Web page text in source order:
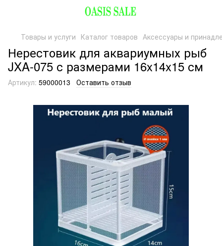
Товары и услуги Каталог товаров Аксессуары и
Нерестовик для аквариумных рыб
JXA-075 с размерами 16x14x15 см
Артикул: 59000013 Оставить отзыв